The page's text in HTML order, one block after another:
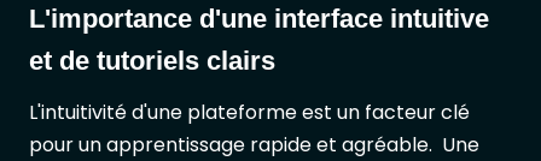
L'importance d'une interface intuitive
et de tutoriels clairs
L'intuitivité d'une plateforme est un facteur clé
pour un apprentissage rapide et agréable. Une